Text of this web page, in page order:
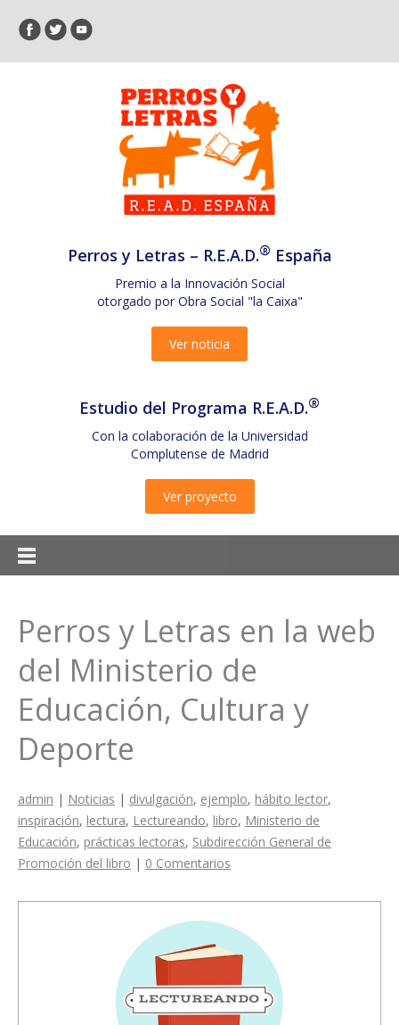
Perros y Letras – R.E.A.D.® España
Premio a la Innovación Social
otorgado por Obra Social "la Caixa"
Ver noticia
Estudio del Programa R.E.A.D.®
Con la colaboración de la Universidad
Complutense de Madrid
Ver proyecto
Perros y Letras en la web
del Ministerio de
Educación, Cultura y
Deporte
admin | Noticias | divulgación, ejemplo, hábito lector,
inspiración, lectura, Lectureando, libro, Ministerio de
Educación, prácticas lectoras, Subdirección General de
Promoción del libro | 0 Comentarios